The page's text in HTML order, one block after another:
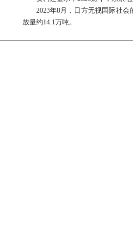
2023年8月，日方无视国际社会
放量约14.1万吨。